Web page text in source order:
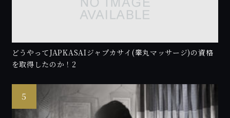
どうやってJAPKASAIジャプカサイ(睾丸マッサージ)の資格
を取得したのか！2